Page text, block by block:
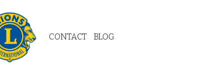
CONTACT BLOG